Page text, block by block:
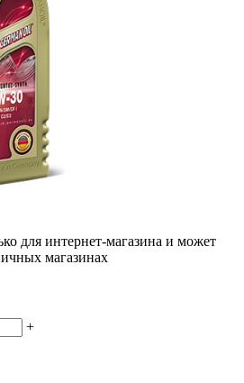
для интернет-магазина и может
магазинах
+